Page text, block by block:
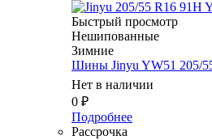
Быстрый просмотр
Нешипованные
Зимние
Шины Jinyu YW51 205/
Нет в наличии
0 ₽
Подробнее
Рассрочка